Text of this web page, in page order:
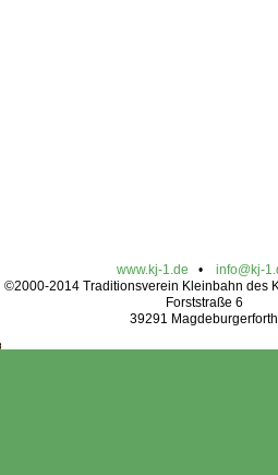
www.kj-1.de • info@kj-
©2000-2014 Traditionsverein Kleinbahn des
Forststraße 6
39291 Magdeburgerforth